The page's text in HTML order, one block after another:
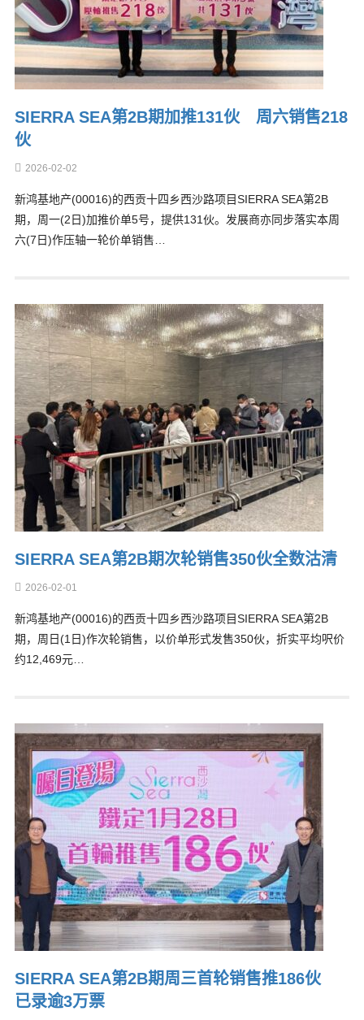
SIERRA SEA第2B期加推131伙 周六销售218
伙
2026-02-02
新鸿基地产(00016)的西贡十四乡西沙路项目SIERRA SEA第2B
期，周一(2日)加推价单5号，提供131伙。发展商亦同步落实本周
六(7日)作压轴一轮价单销售…
SIERRA SEA第2B期次轮销售350伙全数沽清
2026-02-01
新鸿基地产(00016)的西贡十四乡西沙路项目SIERRA SEA第2B
期，周日(1日)作次轮销售，以价单形式发售350伙，折实平均呎价
约12,469元…
SIERRA SEA第2B期周三首轮销售推186伙
已录逾3万票